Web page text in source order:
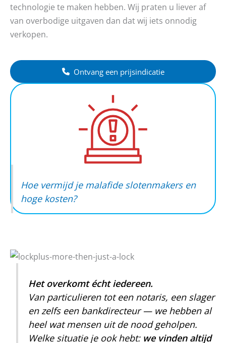
technologie te maken hebben. Wij praten u liever af
van overbodige uitgaven dan dat wij iets onnodig
verkopen.
Ontvang een prijsindicatie
Hoe vermijd je malafide slotenmakers en
hoge kosten?
Het overkomt écht iedereen.
Van particulieren tot een notaris, een slager
en zelfs een bankdirecteur — we hebben al
heel wat mensen uit de nood geholpen.
Welke situatie je ook hebt: we vinden altijd